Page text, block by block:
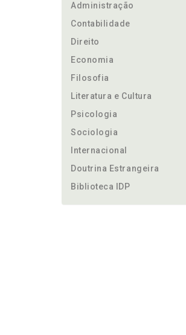
Administração
Contabilidade
Direito
Economia
Filosofia
Literatura e Cultura
Psicologia
Sociologia
Internacional
Doutrina Estrangeira
Biblioteca IDP